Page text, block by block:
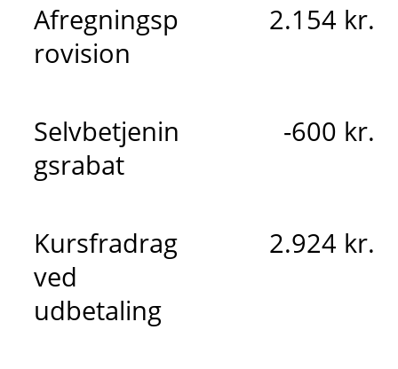
Afregningsp
rovision
2.154 kr.
Selvbetjenin
gsrabat
-600 kr.
Kursfradrag
ved
udbetaling
2.924 kr.